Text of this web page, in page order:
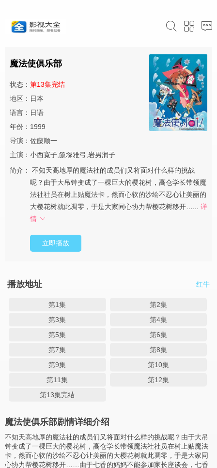
魔法使俱乐部
状态： 第13集完结
地区：日本
语言：日语
年份：1999
导演：佐藤顺一
主演：小西寛子,飯塚雅弓,岩男润子
简介：
不知天高地厚的魔法社的成员们又将面对什么样的挑战
呢？由于大吊钟变成了一棵巨大的樱花树，高仓学长带领魔
法社社员在树上贴魔法卡，然而心软的沙绘不忍心让美丽的
大樱花树就此凋零，于是大家同心协力帮樱花树移开…... 详
情
立即播放
播放地址 红牛
第1集
第2集
第3集
第4集
第5集
第6集
第7集
第8集
第9集
第10集
第11集
第12集
第13集完结
魔法使俱乐部剧情详细介绍
不知天高地厚的魔法社的成员们又将面对什么样的挑战呢？由于大吊
钟变成了一棵巨大的樱花树，高仓学长带领魔法社社员在树上贴魔法
卡，然而心软的沙绘不忍心让美丽的大樱花树就此凋零，于是大家同
心协力帮樱花树移开……由于七香的妈妈不能参加家长座谈会，七香